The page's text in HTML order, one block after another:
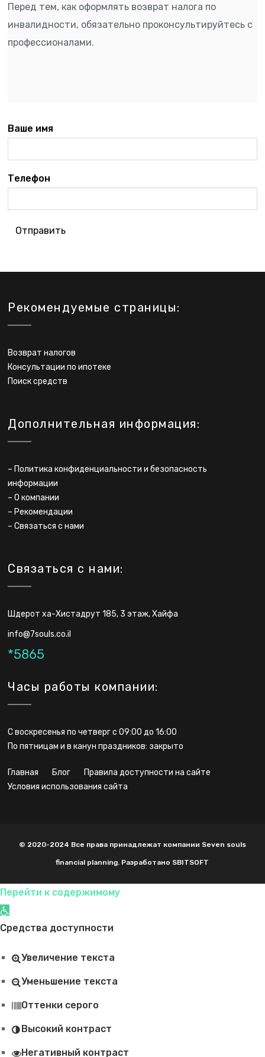
Перед тем, как оформлять возврат налога по
инвалидности, обязательно проконсультируйтесь с
профессионалами.
Ваше имя
Телефон
Отправить
Рекомендуемые страницы:
Возврат налогов
Консультации по ипотеке
Поиск средств
Дополнительная информация:
– Политика конфиденциальности и безопасность
информации
–О компании
– Рекомендации
–Связаться с нами
Связаться с нами:
Шдерот ха-Хистадрут 185, 3 этаж, Хайфа
info@7souls.co.il
*5865
Часы работы компании:
С воскресенья по четверг с 09:00 до 16:00
По пятницам и в канун праздников: закрыто
главная блог
правила доступности на сайте
условия использования сайта
© 2020-2024 Все права принадлежат компании Seven souls
financial planning. Разработано SBITSOFT
Перейти к содержимому
Открыть панель инструментов
Средства доступности
Увеличение текста
Уменьшение текста
Оттенки серого
Высокий контраст
Негативный контраст